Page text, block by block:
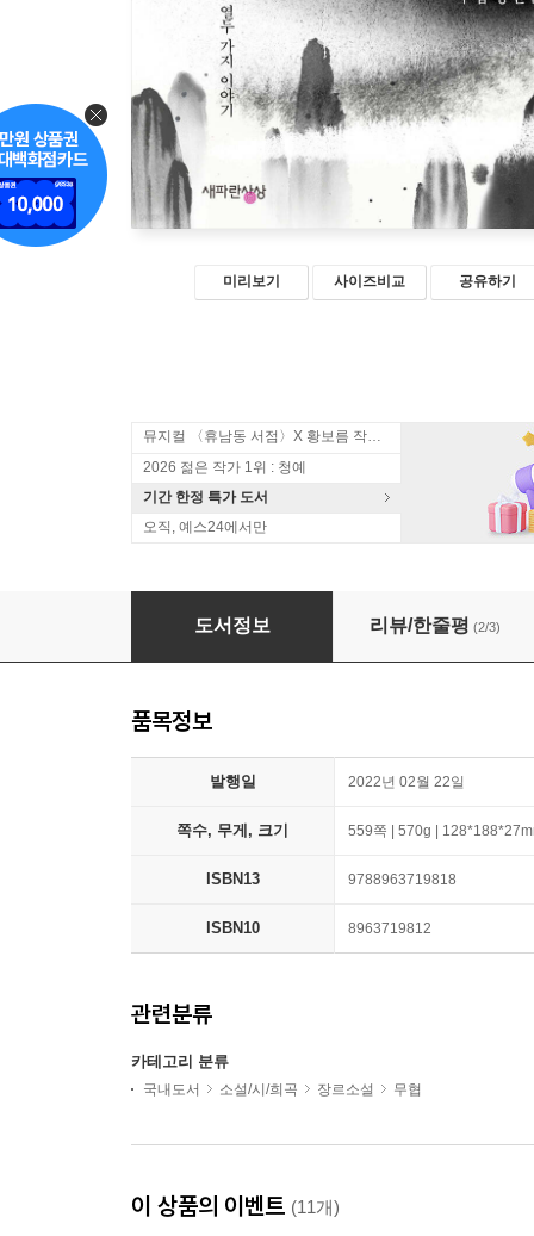
미리보기 사이즈비교 공유하기
뮤지컬 〈휴남동 서점〉X 황보름 작가 북토크
2026 젊은 작가 1위 : 청예
기간 한정 특가 도서
오직, 예스24에서만
다시, 칠석야
도서정보 리뷰/한줄평 (2/3)
품목정보
발행일 2022년 02월 22일
쪽수, 무게, 크기 559쪽 | 570g |
ISBN13 9788963719818
ISBN10 8963719812
관련분류
카테고리 분류
국내도서 소설/시/희곡 장르소설 무협
이 상품의 이벤트 (11개)